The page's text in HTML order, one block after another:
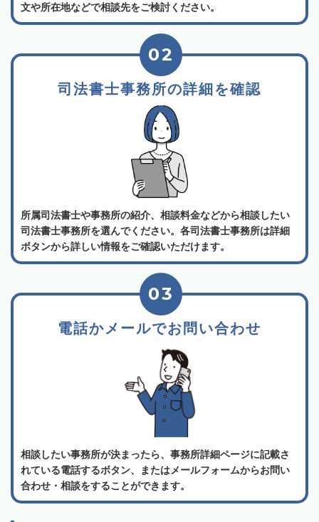
文や所在地などで相談先をご検討ください。
司法書士事務所の詳細を確認
02
所属司法書士や事務所の紹介、相談料金などから相談したい
司法書士事務所を選んでください。各司法書士事務所は詳細
ボタンから詳しい情報をご確認いただけます。
電話かメールでお問い合わせ
03
相談したい事務所が決まったら、事務所詳細ページに記載さ
れている電話するボタン、またはメールフォームからお問い
合わせ・相談をすることができます。